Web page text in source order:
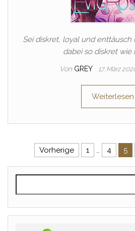
Sei diskret, loyal und enttäusch
dabei so diskret wie
Von GREY 17. März
Weiterlesen
Vorherige 1 … 4 5